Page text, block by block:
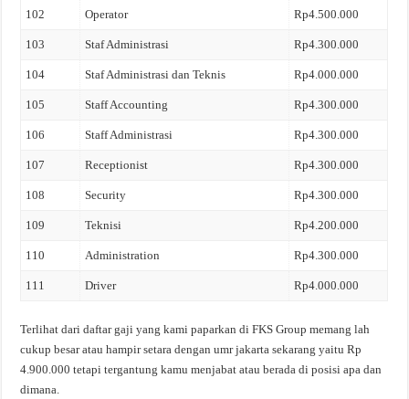
102 Operator Rp4.500.000
103 Staf Administrasi Rp4.300.000
104 Staf Administrasi dan Teknis Rp4.000.000
105 Staff Accounting Rp4.300.000
106 Staff Administrasi Rp4.300.000
107 Receptionist Rp4.300.000
108 Security Rp4.300.000
109 Teknisi Rp4.200.000
110 Administration Rp4.300.000
111 Driver Rp4.000.000
Terlihat dari daftar gaji yang kami paparkan di FKS Group memang lah
cukup besar atau hampir setara dengan umr jakarta sekarang yaitu Rp
4.900.000 tetapi tergantung kamu menjabat atau berada di posisi apa dan
dimana.